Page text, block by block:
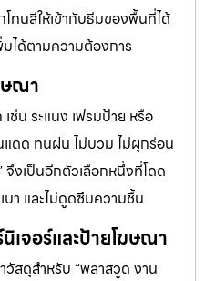
โทนสีให้เข้ากับธีมของพื้นที่ได้
ได้ตามความต้องการ
ษณา
ช่น ระแนง เฟรมป้าย หรือ
ดด ทนฝน ไม่บวม ไม่ผุกร่อน
งเป็นอีกตัวเลือกหนึ่งที่โดด
บา และไม่ดูดซึมความชื้น
เจอร์และป้ายโฆษณา
สดุสำหรับ “พลาสวูด งาน